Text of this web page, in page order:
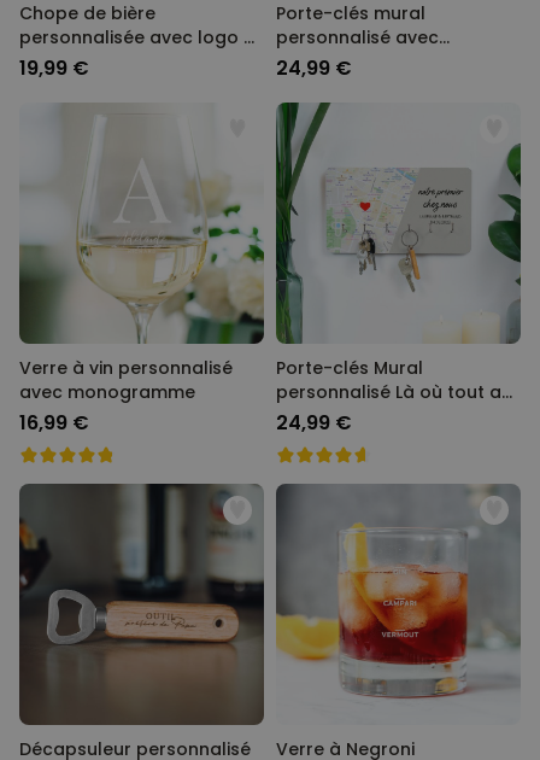
Chope de bière
personnalisée avec logo et
visage
19,99 €
Porte-clés mural
personnalisé avec
monogramme
24,99 €
Verre à vin personnalisé
avec monogramme
16,99 €
Porte-clés Mural
personnalisé Là où tout a
commencé
24,99 €
Décapsuleur personnalisé Verre à Negroni